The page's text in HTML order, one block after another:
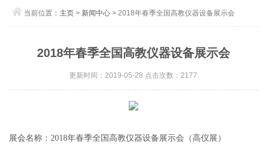
当前位置： 主页 > 新闻中心 > 2018年春季全国高教仪器设备展示会
2018年春季全国高教仪器设备展示会
更新时间：2019-05-28 点击次数：2177
展会名称：2018年春季全国高教仪器设备展示会（高仪展）